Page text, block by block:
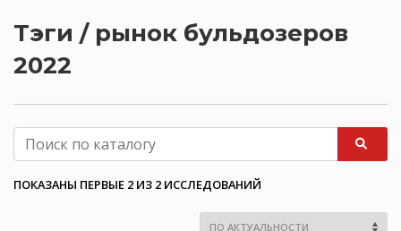
Тэги / рынок бульдозеров
2022
ПОКАЗАНЫ ПЕРВЫЕ 2 ИЗ 2 ИССЛЕДОВАНИЙ